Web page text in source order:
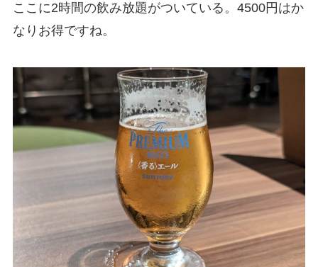
ここに2時間の飲み放題がついている。4500円はか
なりお得ですね。